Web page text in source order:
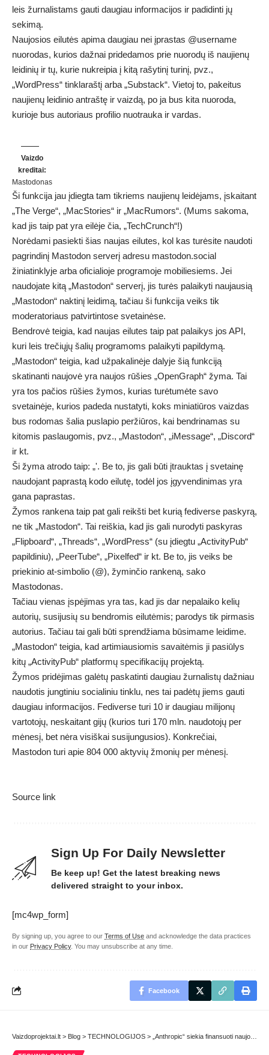
leis žurnalistams gauti daugiau informacijos ir padidinti jų
sekimą.
Naujosios eilutės apima daugiau nei įprastas @username
nuorodas, kurios dažnai pridedamos prie nuorodų iš naujienų
leidinių ir tų, kurie nukreipia į kitą rašytinį turinį, pvz.,
„WordPress“ tinklaraštį arba „Substack“. Vietoj to, pakeitus
naujienų leidinio antraštę ir vaizdą, po ja bus kita nuoroda,
kurioje bus autoriaus profilio nuotrauka ir vardas.
Vaizdo
kreditai:
Mastodonas
Ši funkcija jau įdiegta tam tikriems naujienų leidėjams, įskaitant
„The Verge“, „MacStories“ ir „MacRumors“. (Mums sakoma,
kad jis taip pat yra eilėje čia, „TechCrunch“!)
Norėdami pasiekti šias naujas eilutes, kol kas turėsite naudoti
pagrindinį Mastodon serverį adresu mastodon.social
žiniatinklyje arba oficialioje programoje mobiliesiems. Jei
naudojate kitą „Mastodon“ serverį, jis turės palaikyti naujausią
„Mastodon“ naktinį leidimą, tačiau ši funkcija veiks tik
moderatoriaus patvirtintose svetainėse.
Bendrovė teigia, kad naujas eilutes taip pat palaikys jos API,
kuri leis trečiųjų šalių programoms palaikyti papildymą.
„Mastodon“ teigia, kad užpakalinėje dalyje šią funkciją
skatinanti naujovė yra naujos rūšies „OpenGraph“ žyma. Tai
yra tos pačios rūšies žymos, kurias turėtumėte savo
svetainėje, kurios padeda nustatyti, koks miniatiūros vaizdas
bus rodomas šalia puslapio peržiūros, kai bendrinamas su
kitomis paslaugomis, pvz., „Mastodon“, „iMessage“, „Discord“
ir kt.
Ši žyma atrodo taip: „'. Be to, jis gali būti įtrauktas į svetainę
naudojant paprastą kodo eilutę, todėl jos įgyvendinimas yra
gana paprastas.
Žymos rankena taip pat gali reikšti bet kurią fediverse paskyrą,
ne tik „Mastodon“. Tai reiškia, kad jis gali nurodyti paskyras
„Flipboard“, „Threads“, „WordPress“ (su įdiegtu „ActivityPub“
papildiniu), „PeerTube“, „Pixelfed“ ir kt. Be to, jis veiks be
priekinio at-simbolio (@), žyminčio rankeną, sako
Mastodonas.
Tačiau vienas įspėjimas yra tas, kad jis dar nepalaiko kelių
autorių, susijusių su bendromis eilutėmis; parodys tik pirmasis
autorius. Tačiau tai gali būti sprendžiama būsimame leidime.
„Mastodon“ teigia, kad artimiausiomis savaitėmis ji pasiūlys
kitų „ActivityPub“ platformų specifikacijų projektą.
Žymos pridėjimas galėtų paskatinti daugiau žurnalistų dažniau
naudotis jungtiniu socialiniu tinklu, nes tai padėtų jiems gauti
daugiau informacijos. Fediverse turi 10 ir daugiau milijonų
vartotojų, neskaitant gijų (kurios turi 170 mln. naudotojų per
mėnesį, bet nėra visiškai susijungusios). Konkrečiai,
Mastodon turi apie 804 000 aktyvių žmonių per mėnesį.
Source link
Sign Up For Daily Newsletter
Be keep up! Get the latest breaking news
delivered straight to your inbox.
[mc4wp_form]
By signing up, you agree to our Terms of Use and acknowledge the data practices
in our Privacy Policy. You may unsubscribe at any time.
Facebook
Vaizdoprojektai.lt > Blog > TECHNOLOGIJOS > „Anthropic“ siekia finansuoti naujos, išsamesnės kartos AI etalonus